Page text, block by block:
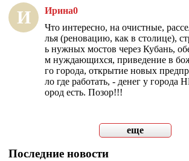
И Ирина0
Что интересно, на очистные,
лья (реновацию, как в столице),
ь нужных мостов через Кубань,
м нуждающихся, приведение в
го города, открытие новых
ло где работать, - денег у
ород есть. Позор!!!
еще
Последние новости